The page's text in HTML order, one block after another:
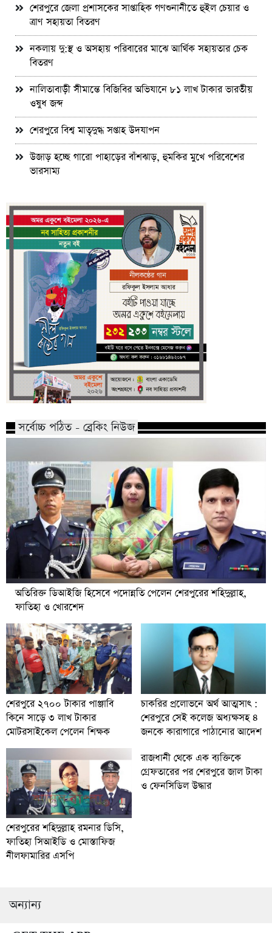
শেরপুরে জেলা প্রশাসকের সাপ্তাহিক গণশুনানীতে হুইল চেয়ার ও
ত্রাণ সহায়তা বিতরণ
নকলায় দু:স্থ ও অসহায় পরিবারের মাঝে আর্থিক সহায়তার চেক
বিতরণ
নালিতাবাড়ী সীমান্তে বিজিবির অভিযানে ৮১ লাখ টাকার ভারতীয়
ওষুধ জব্দ
শেরপুরে বিশ্ব মাতৃদুগ্ধ সপ্তাহ উদযাপন
উজাড় হচ্ছে গারো পাহাড়ের বাঁশঝাড়, হুমকির মুখে পরিবেশের
ভারসাম্য
সর্বোচ্চ পঠিত - ব্রেকিং নিউজ
অতিরিক্ত ডিআইজি হিসেবে পদোন্নতি পেলেন শেরপুরের শহিদুল্লাহ,
ফাতিহা ও খোরশেদ
শেরপুরে ২৭০০ টাকার পাঞ্জাবি
কিনে সাড়ে ৩ লাখ টাকার
মোটরসাইকেল পেলেন শিক্ষক
চাকরির প্রলোভনে অর্থ আত্মসাৎ :
শেরপুরে সেই কলেজ অধ্যক্ষসহ ৪
জনকে কারাগারে পাঠানোর আদেশ
শেরপুরের শহিদুল্লাহ রমনার ডিসি,
ফাতিহা সিআইডি ও মোস্তাফিজ
নীলফামারির এসপি
রাজধানী থেকে এক ব্যক্তিকে
গ্রেফতারের পর শেরপুরে জাল টাকা
ও ফেনসিডিল উদ্ধার
অন্যান্য